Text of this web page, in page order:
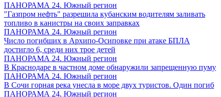
ПАНОРАМА 24. Южный регион
"Газпром нефть" разрешила кубанским водителям заливать
топливо в канистры на своих заправках
ПАНОРАМА 24. Южный регион
Число погибших в Архипо-Осиповке при атаке БПЛА
достигло 6, среди них трое детей
ПАНОРАМА 24. Южный регион
В Краснодаре в частном доме обнаружили запрещенную пуму
ПАНОРАМА 24. Южный регион
В Сочи горная река унесла в море двух туристов. Один погиб
ПАНОРАМА 24. Южный регион